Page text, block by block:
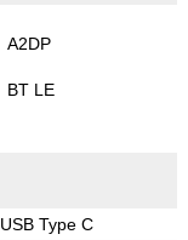
A2DP
BT LE
USB Type C